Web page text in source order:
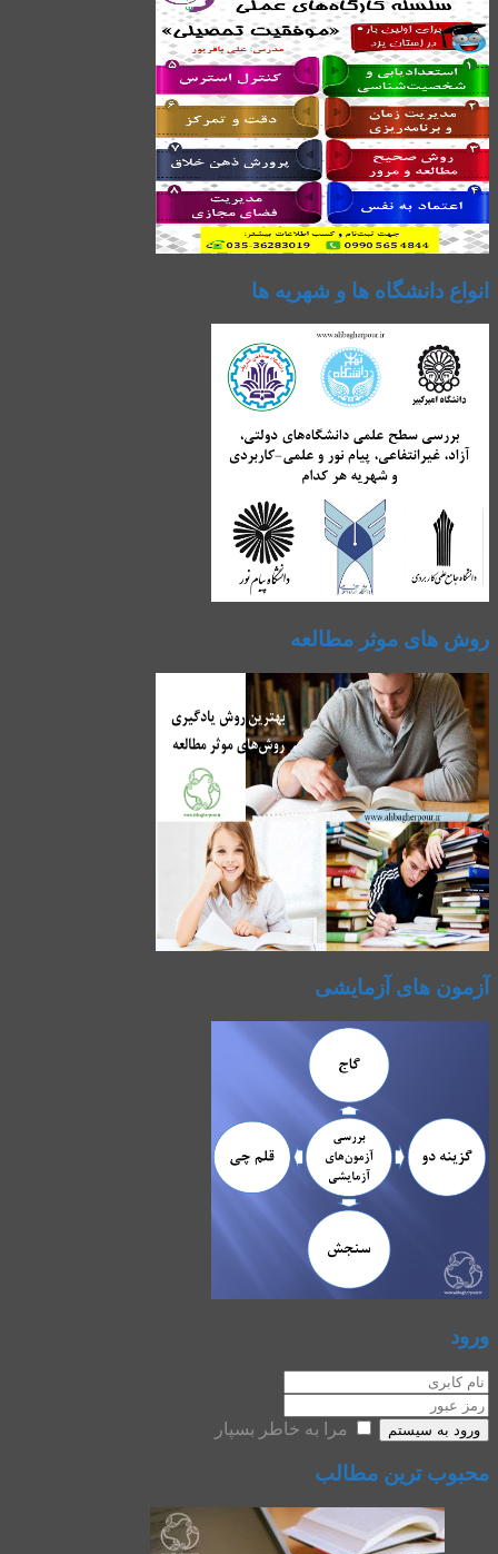
انواع دانشگاه ها و شهریه ها
روش های موثر مطالعه
آزمون های آزمایشی
ورود
ورود به سیستم مرا به خاطر بسپار
محبوب ترین مطالب